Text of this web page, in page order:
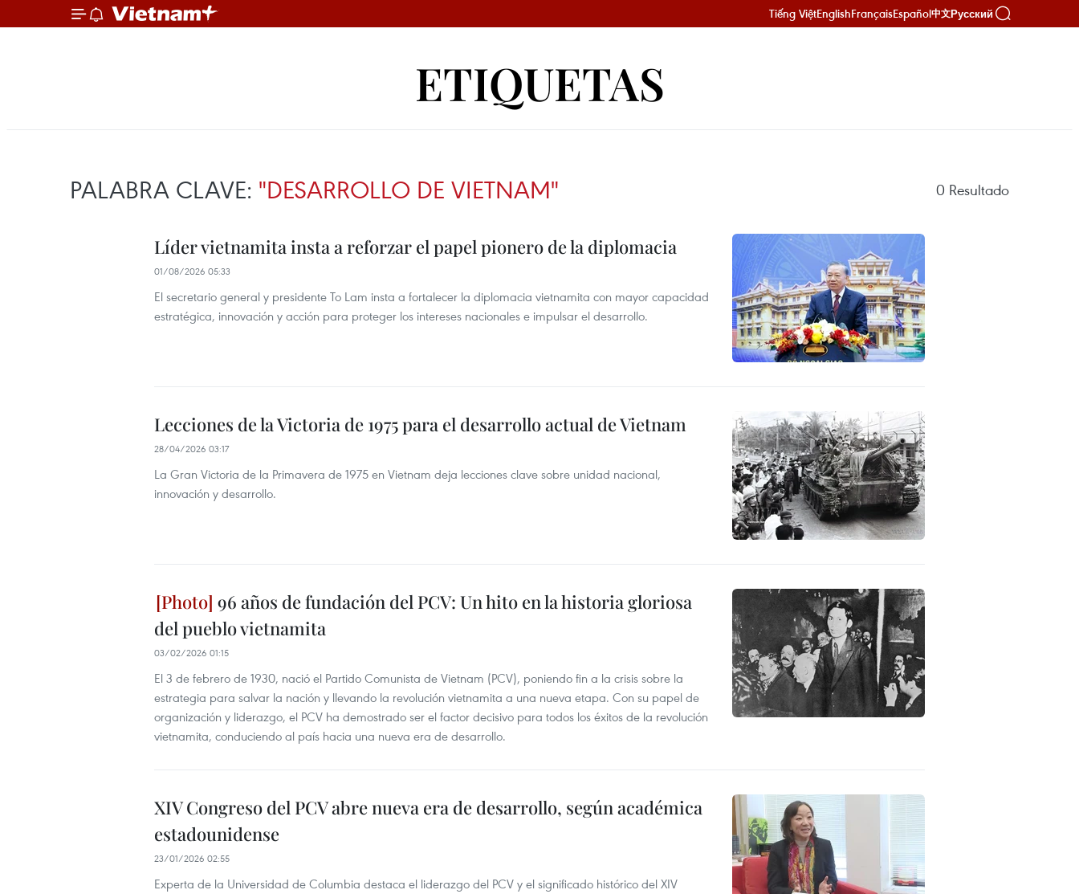
Tiếng ViệtEnglishFrançaisEspañol中文Русский
ETIQUETAS
PALABRA CLAVE: "DESARROLLO DE VIETNAM" 0 Resultado
Líder vietnamita insta a reforzar el papel pionero de la diplomacia
01/08/2026 05:33
El secretario general y presidente To Lam insta a fortalecer la diplomacia vietnamita con mayor capacidad
estratégica, innovación y acción para proteger los intereses nacionales e impulsar el desarrollo.
Lecciones de la Victoria de 1975 para el desarrollo actual de Vietnam
28/04/2026 03:17
La Gran Victoria de la Primavera de 1975 en Vietnam deja lecciones clave sobre unidad nacional,
innovación y desarrollo.
96 años de fundación del PCV: Un hito en la historia gloriosa
del pueblo vietnamita
03/02/2026 01:15
El 3 de febrero de 1930, nació el Partido Comunista de Vietnam (PCV), poniendo fin a la crisis sobre la
estrategia para salvar la nación y llevando la revolución vietnamita a una nueva etapa. Con su papel de
organización y liderazgo, el PCV ha demostrado ser el factor decisivo para todos los éxitos de la revolución
vietnamita, conduciendo al país hacia una nueva era de desarrollo.
XIV Congreso del PCV abre nueva era de desarrollo, según académica
estadounidense
23/01/2026 02:55
Experta de la Universidad de Columbia destaca el liderazgo del PCV y el significado histórico del XIV